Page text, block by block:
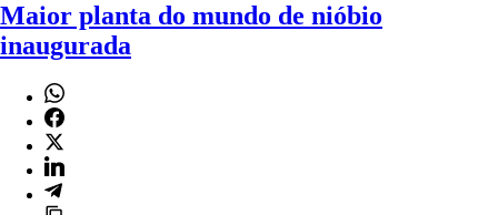
Maior planta do mundo de nióbio
inaugurada